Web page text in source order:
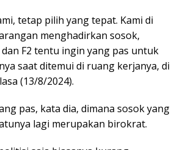
tetap pilih yang tepat. Kami di
menghadirkan sosok,
dan F2 tentu ingin yang pas untuk
saat ditemui di ruang kerjanya, di
(13/8/2024).
pas, kata dia, dimana sosok yang
lagi merupakan birokrat.